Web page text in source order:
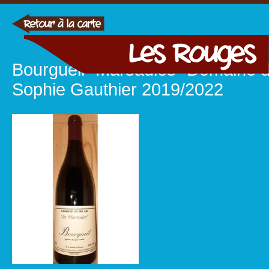
Bourgueil "Marsaules" Domaine
Sophie Gauthier 2019/2022